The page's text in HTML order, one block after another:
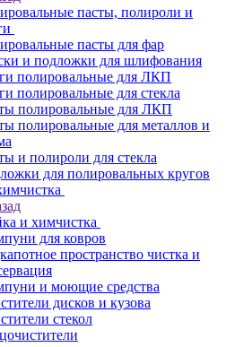
пасты, полироли и
пасты для фар
и подложки для шлифования
полировальные для ЛКП
полировальные для стекла
полировальные для ЛКП
полировальные для металлов и
и полироли для стекла
для полировальных кругов
и химчистка
для ковров
пространство чистка и
и моющие средства
дисков и кузова
стекол